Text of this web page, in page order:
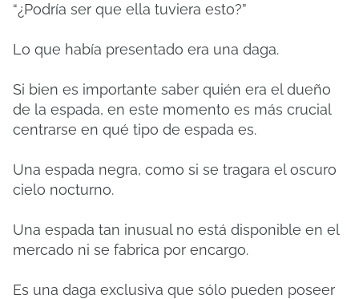
“¿Podría ser que ella tuviera esto?”
Lo que había presentado era una daga.
Si bien es importante saber quién era el dueño
de la espada, en este momento es más crucial
centrarse en qué tipo de espada es.
Una espada negra, como si se tragara el oscuro
cielo nocturno.
Una espada tan inusual no está disponible en el
mercado ni se fabrica por encargo.
Es una daga exclusiva que sólo pueden poseer